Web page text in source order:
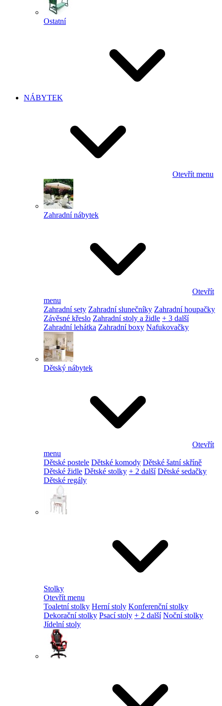
Ostatní
NÁBYTEK
Otevřít menu
Zahradní nábytek
Otevřít
menu
Zahradní sety Zahradní slunečníky Zahradní houpačky
Závěsné křeslo Zahradní stoly a židle + 3 další
Zahradní lehátka Zahradní boxy Nafukovačky
Dětský nábytek
Otevřít
menu
Dětské postele Dětské komody Dětské šatní skříně
Dětské židle Dětské stolky + 2 další Dětské sedačky
Dětské regály
Stolky
Otevřít menu
Toaletní stolky Herní stoly Konferenční stolky
Dekorační stolky Psací stoly + 2 další Noční stolky
Jídelní stoly